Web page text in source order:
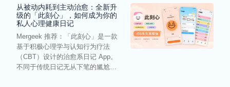
从被动内耗到主动治愈：全新升
级的「此刻心」，如何成为你的
私人心理健康日记
Mergeek 推荐：「此刻心」是一款
基于积极心理学与认知行为疗法
（CBT）设计的治愈系日记 App。
不同于传统日记无从下笔的尴尬，